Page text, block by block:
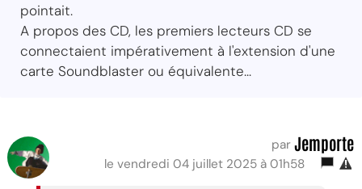
pointait.
A propos des CD, les premiers lecteurs CD se
connectaient impérativement à l'extension d'une
carte Soundblaster ou équivalente...
par Jemporte
le vendredi 04 juillet 2025 à 01h58